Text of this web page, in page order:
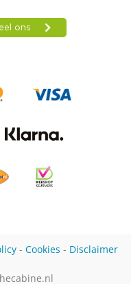
- Cookies - Disclaimer